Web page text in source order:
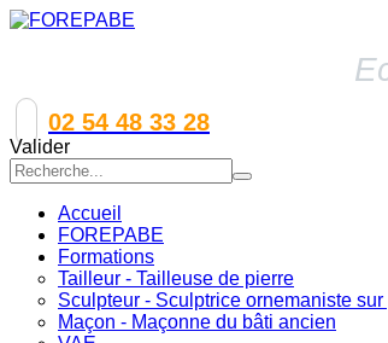
02 54 48 33 28
Valider
Accueil
FOREPABE
Formations
Tailleur - Tailleuse de pierre
Sculpteur - Sculptrice ornemaniste sur
Maçon - Maçonne du bâti ancien